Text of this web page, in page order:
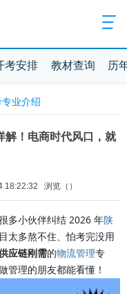
考安排 教材查询 历
专业介绍
解！电商时代风口，就
18:22:32 浏览（ ）
多小伙伴纠结 2026 年陕
太多熬不住、怕考完没用
应链刚需的物流管理专
管理的朋友都能看懂！